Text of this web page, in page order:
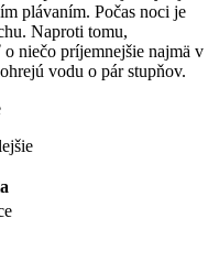
plávaním. Počas noci je
Naproti tomu,
niečo príjemnejšie najmä v
vodu o pár stupňov.